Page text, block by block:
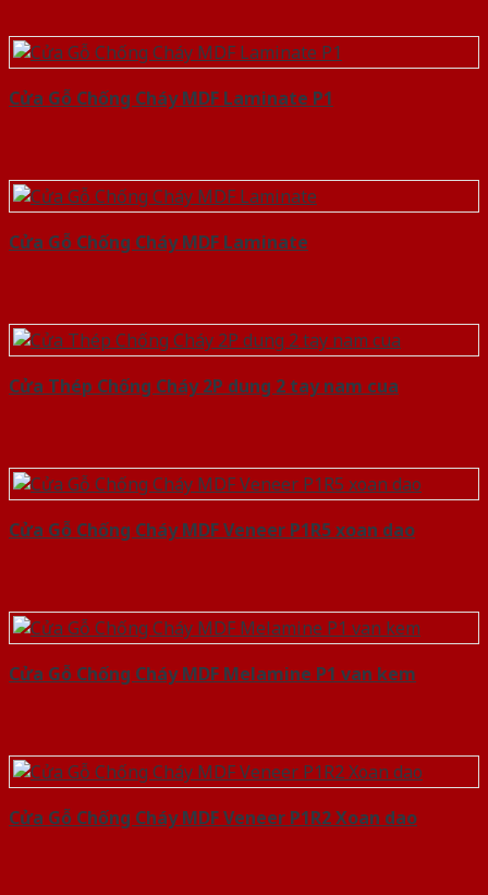
Cửa Gỗ Chống Cháy MDF Laminate P1
Cửa Gỗ Chống Cháy MDF Laminate
Cửa Thép Chống Cháy 2P dung 2 tay nam cua
Cửa Gỗ Chống Cháy MDF Veneer P1R5 xoan dao
Cửa Gỗ Chống Cháy MDF Melamine P1 van kem
Cửa Gỗ Chống Cháy MDF Veneer P1R2 Xoan dao